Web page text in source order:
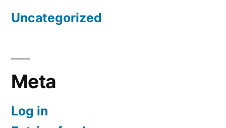
Uncategorized
Meta
Log in